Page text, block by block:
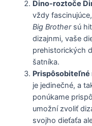
Dino-roztoče
vždy
Big Brothersú
dizajnmi, vaše
prehistorických
šatníka.
Prispôsobiteľné
je jedinečné, a
ponúkame
umožní zvoliť
svojho dieťaťa